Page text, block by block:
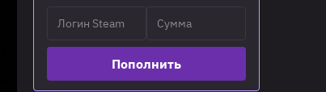
Пополнить